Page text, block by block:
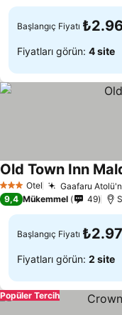
Başlangıç Fiyatı
Fiyatları görün: 4 site
3 YıldızOtel Gaafaru
Old Town Inn
9,4 Mükemmel 49
Başlangıç Fiyatı
Fiyatları görün: 2 site
Popüler Tercih